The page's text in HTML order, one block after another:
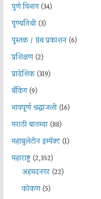
पुणे विभाग(34)
पुण्यतिथी(3)
पुस्तक / ग्रंथ प्रकाशन(6)
प्रशिक्षण(2)
प्रादेशिक(319)
बँकिंग(9)
भावपूर्ण श्रद्धांजली(16)
मराठी बातम्या(88)
महाबुलेटीन इम्पॅक्ट(1)
महाराष्ट्र(2,352)
अहमदनगर(22)
कोकण(5)